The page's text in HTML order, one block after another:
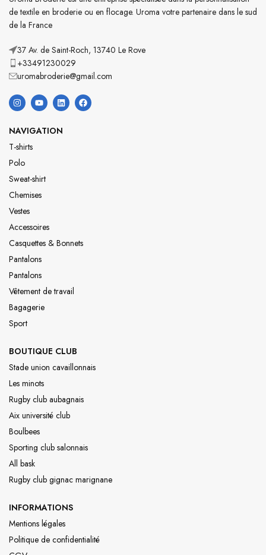
de textile en broderie ou en flocage. Uroma votre partenaire dans le sud
de la France
37 Av. de Saint-Roch, 13740 Le Rove
+33491230029
uromabroderie@gmail.com
NAVIGATION
T-shirts
Polo
Sweat-shirt
Chemises
Vestes
Accessoires
Casquettes & Bonnets
Pantalons
Pantalons
Vêtement de travail
Bagagerie
Sport
BOUTIQUE CLUB
Stade union cavaillonnais
Les minots
Rugby club aubagnais
Aix université club
Boulbees
Sporting club salonnais
All bask
Rugby club gignac marignane
INFORMATIONS
Mentions légales
Politique de confidentialité